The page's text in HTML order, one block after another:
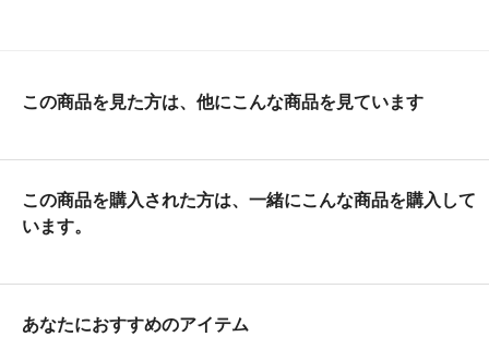
この商品を見た方は、他にこんな商品を見ています
この商品を購入された方は、一緒にこんな商品を購入して
います。
あなたにおすすめのアイテム